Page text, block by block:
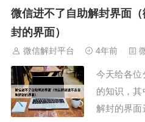
是真的吗？
微信进不了自助解封界面
封的界面）
微信解封平台 4年前
今天给各位
的知识，
解封的界面